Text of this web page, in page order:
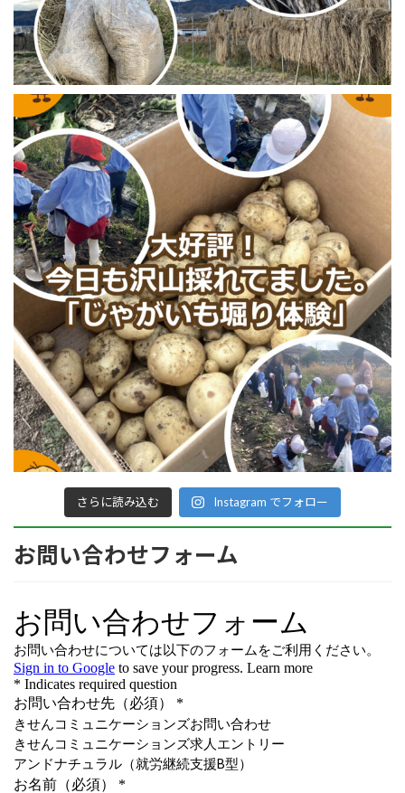
さらに読み込む Instagram でフォロー
お問い合わせフォーム